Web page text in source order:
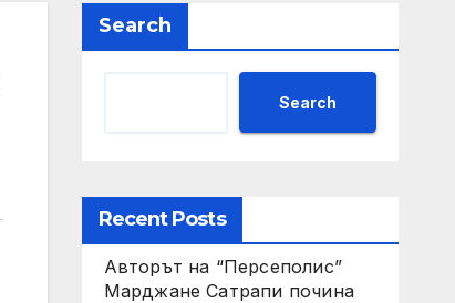
Search
Search
Recent Posts
Авторът на “Персеполис”
Марджане Сатрапи почина